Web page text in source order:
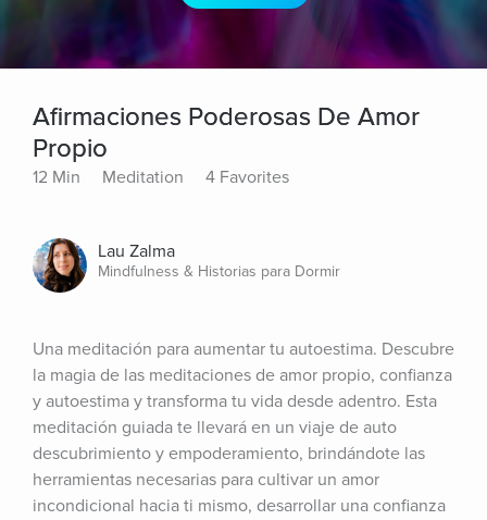
Afirmaciones Poderosas De Amor
Propio
12 Min Meditation 4 Favorites
Lau Zalma
Mindfulness & Historias para Dormir
Una meditación para aumentar tu autoestima. Descubre
la magia de las meditaciones de amor propio, confianza
y autoestima y transforma tu vida desde adentro. Esta
meditación guiada te llevará en un viaje de auto
descubrimiento y empoderamiento, brindándote las
herramientas necesarias para cultivar un amor
incondicional hacia ti mismo, desarrollar una confianza